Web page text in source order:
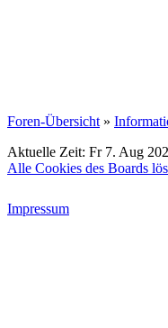
Foren-Übersicht »
Aktuelle Zeit: Fr 7. Aug
Alle Cookies des Boards
Impressum